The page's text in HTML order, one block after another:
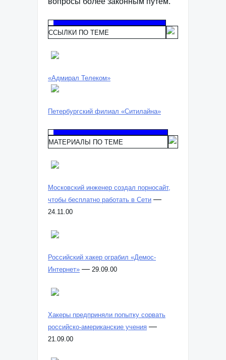
ССЫЛКИ ПО ТЕМЕ
«Адмирал Телеком»
Петербургский филиал «Ситилайна»
МАТЕРИАЛЫ ПО ТЕМЕ
Московский инженер создал порносайт,
чтобы бесплатно работать в Сети
Российский хакер ограбил «Демос-
Интернет»
Хакеры предприняли попытку сорвать
российско-американские учения